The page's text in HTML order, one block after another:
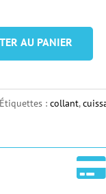
AU PANIER
Étiquettes :collant,
